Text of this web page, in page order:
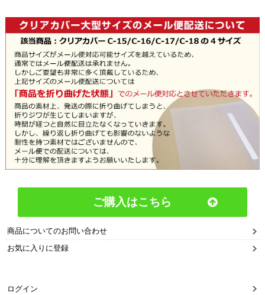
ご購入はこちら
商品についてのお問い合わせ
お気に入りに登録
ログイン